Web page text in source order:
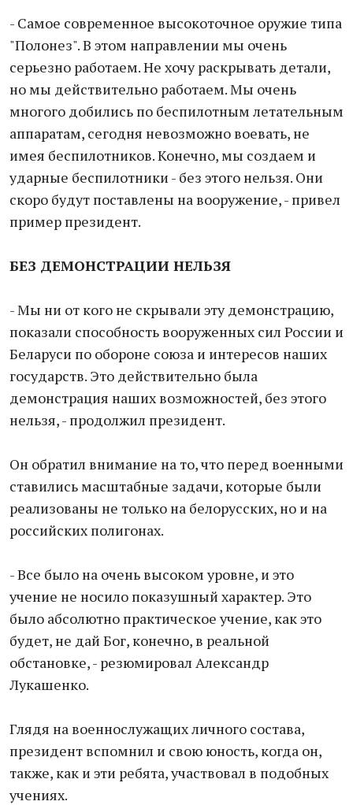
- Самое современное высокоточное оружие типа
"Полонез". В этом направлении мы очень
серьезно работаем. Не хочу раскрывать детали,
но мы действительно работаем. Мы очень
многого добились по беспилотным летательным
аппаратам, сегодня невозможно воевать, не
имея беспилотников. Конечно, мы создаем и
ударные беспилотники - без этого нельзя. Они
скоро будут поставлены на вооружение, - привел
пример президент.
БЕЗ ДЕМОНСТРАЦИИ НЕЛЬЗЯ
- Мы ни от кого не скрывали эту демонстрацию,
показали способность вооруженных сил России и
Беларуси по обороне союза и интересов наших
государств. Это действительно была
демонстрация наших возможностей, без этого
нельзя, - продолжил президент.
Он обратил внимание на то, что перед военными
ставились масштабные задачи, которые были
реализованы не только на белорусских, но и на
российских полигонах.
- Все было на очень высоком уровне, и это
учение не носило показушный характер. Это
было абсолютно практическое учение, как это
будет, не дай Бог, конечно, в реальной
обстановке, - резюмировал Александр
Лукашенко.
Глядя на военнослужащих личного состава,
президент вспомнил и свою юность, когда он,
также, как и эти ребята, участвовал в подобных
учениях.